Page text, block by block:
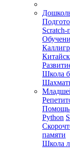
Школа
Помощь
Python
памяти
Школа